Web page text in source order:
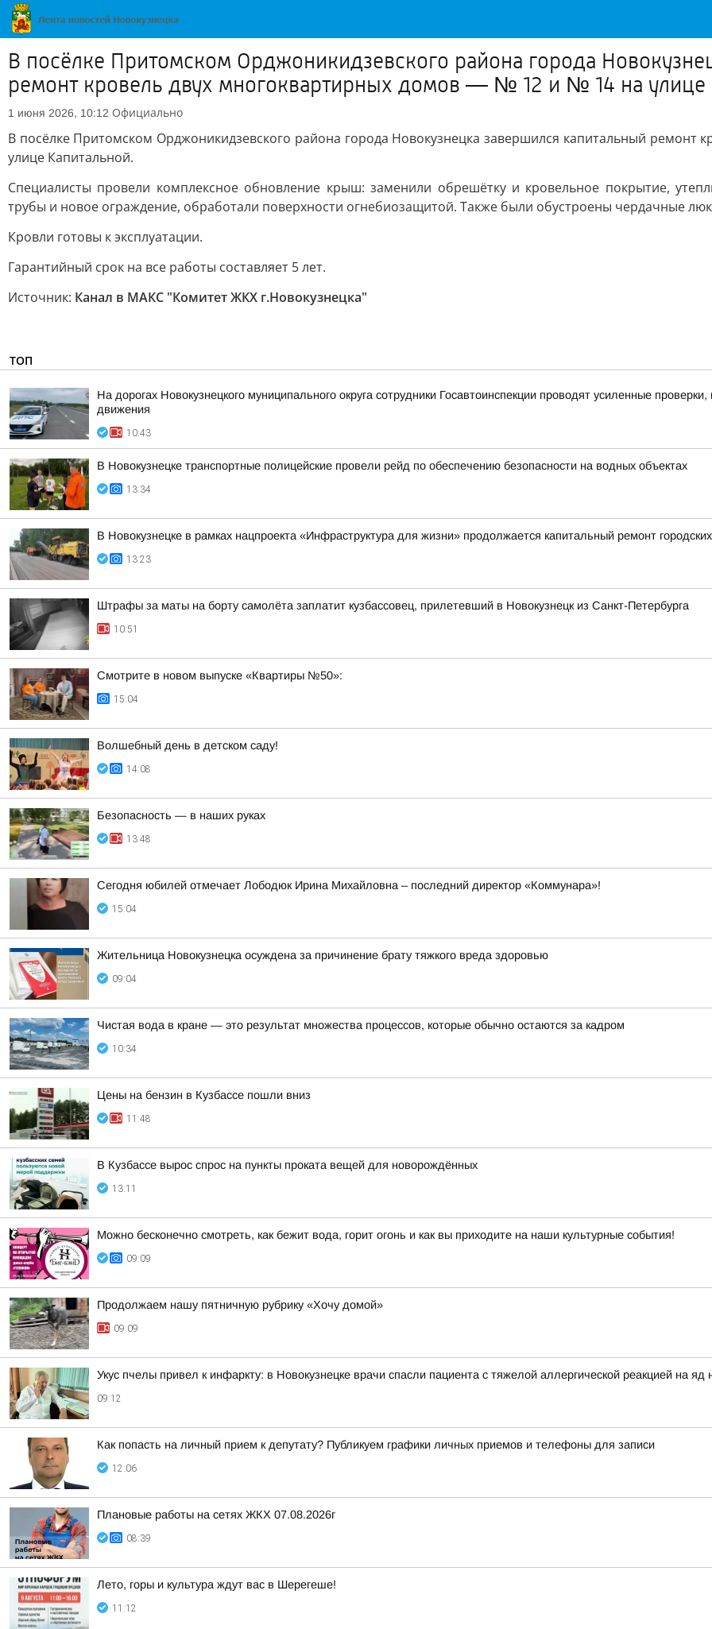
В посёлке Притомском Орджоникидзевского района города
ремонт кровель двух многоквартирных домов — № 12 и № 14 на улице
1 июня 2026, 10:12 Официально
В посёлке Притомском Орджоникидзевского района города Новокузнецка завершился капитальный
улице Капитальной.
Специалисты провели комплексное обновление крыш: заменили обрешётку и кровельное покрытие,
трубы и новое ограждение, обработали поверхности огнебиозащитой. Также были обустроены чердачные
Кровли готовы к эксплуатации.
Гарантийный срок на все работы составляет 5 лет.
Источник: Канал в МАКС "Комитет ЖКХ г.Новокузнецка"
ТОП
На дорогах Новокузнецкого муниципального округа сотрудники Госавтоинспекции проводят усиленные
движения
10:43
В Новокузнецке транспортные полицейские провели рейд по обеспечению безопасности на водных объектах
13:34
В Новокузнецке в рамках нацпроекта «Инфраструктура для жизни» продолжается капитальный ремонт
13:23
Штрафы за маты на борту самолёта заплатит кузбассовец, прилетевший в Новокузнецк из Санкт-Петербурга
10:51
Смотрите в новом выпуске «Квартиры №50»:
15:04
Волшебный день в детском саду!
14:08
Безопасность — в наших руках
13:48
Сегодня юбилей отмечает Лободюк Ирина Михайловна – последний директор «Коммунара»!
15:04
Жительница Новокузнецка осуждена за причинение брату тяжкого вреда здоровью
09:04
Чистая вода в кране — это результат множества процессов, которые обычно остаются за кадром
10:34
Цены на бензин в Кузбассе пошли вниз
11:48
В Кузбассе вырос спрос на пункты проката вещей для новорождённых
13:11
Можно бесконечно смотреть, как бежит вода, горит огонь и как вы приходите на наши культурные события!
09:09
Продолжаем нашу пятничную рубрику «Хочу домой»
09:09
Укус пчелы привел к инфаркту: в Новокузнецке врачи спасли пациента с тяжелой аллергической реакцией на яд
09:12
Как попасть на личный прием к депутату? Публикуем графики личных приемов и телефоны для записи
12:06
Плановые работы на сетях ЖКХ 07.08.2026г
08:39
Лето, горы и культура ждут вас в Шерегеше!
11:12